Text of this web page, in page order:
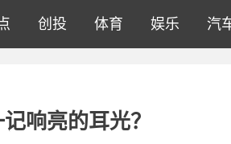
创投 体育 娱乐 汽
响亮的耳光？